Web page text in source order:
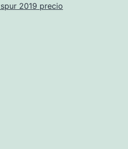
2019 precio